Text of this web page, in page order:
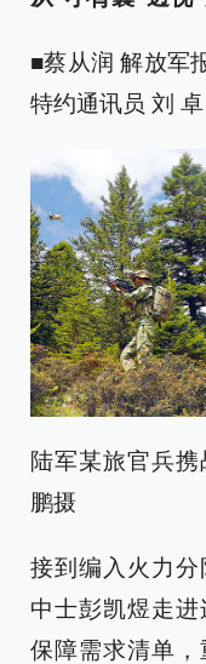
■蔡从润 解放军
特约通讯员 刘 卓
陆军某旅官兵
鹏摄
接到编入火力
中士彭凯煜走
保障需求清单